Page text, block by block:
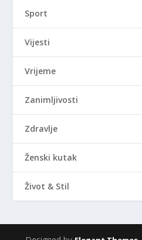
Sport
Vijesti
Vrijeme
Zanimljivosti
Zdravlje
Ženski kutak
Život & Stil